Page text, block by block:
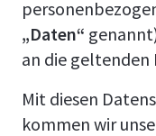
„Daten“
an die geltenden
Mit diesen
kommen wir